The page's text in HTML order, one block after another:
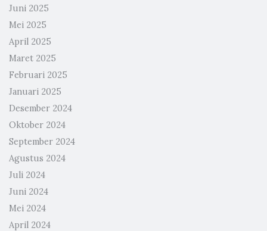
Juni 2025
Mei 2025
April 2025
Maret 2025
Februari 2025
Januari 2025
Desember 2024
Oktober 2024
September 2024
Agustus 2024
Juli 2024
Juni 2024
Mei 2024
April 2024